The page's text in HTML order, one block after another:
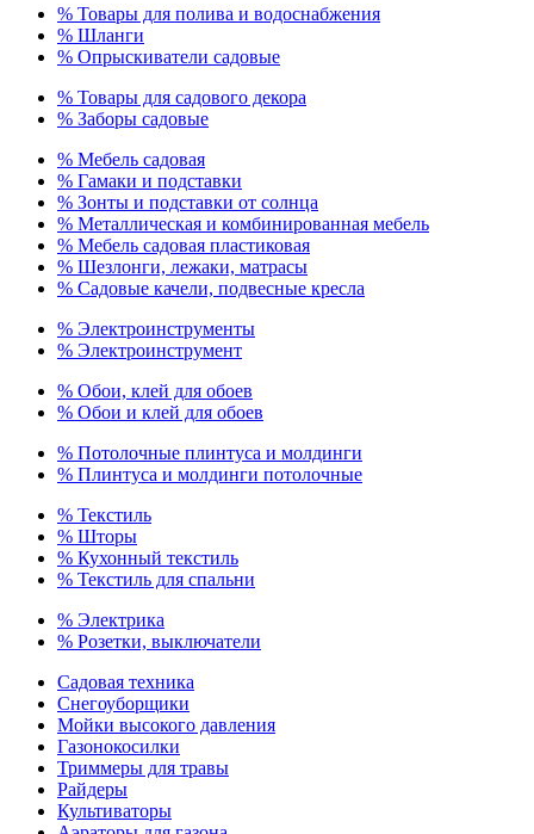
% Товары для полива и водоснабжения
% Шланги
% Опрыскиватели садовые
% Товары для садового декора
% Заборы садовые
% Мебель садовая
% Гамаки и подставки
% Зонты и подставки от солнца
% Металлическая и комбинированная мебель
% Мебель садовая пластиковая
% Шезлонги, лежаки, матрасы
% Садовые качели, подвесные кресла
% Электроинструменты
% Электроинструмент
% Обои, клей для обоев
% Обои и клей для обоев
% Потолочные плинтуса и молдинги
% Плинтуса и молдинги потолочные
% Текстиль
% Шторы
% Кухонный текстиль
% Текстиль для спальни
% Электрика
% Розетки, выключатели
Садовая техника
Снегоуборщики
Мойки высокого давления
Газонокосилки
Триммеры для травы
Райдеры
Культиваторы